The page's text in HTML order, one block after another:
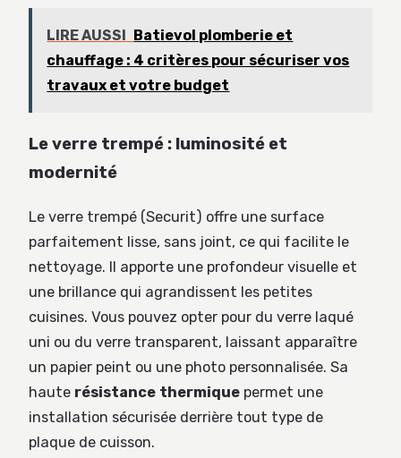
LIRE AUSSI Batievol plomberie et
chauffage : 4 critères pour sécuriser vos
travaux et votre budget
Le verre trempé : luminosité et
modernité
Le verre trempé (Securit) offre une surface
parfaitement lisse, sans joint, ce qui facilite le
nettoyage. Il apporte une profondeur visuelle et
une brillance qui agrandissent les petites
cuisines. Vous pouvez opter pour du verre laqué
uni ou du verre transparent, laissant apparaître
un papier peint ou une photo personnalisée. Sa
haute résistance thermique permet une
installation sécurisée derrière tout type de
plaque de cuisson.